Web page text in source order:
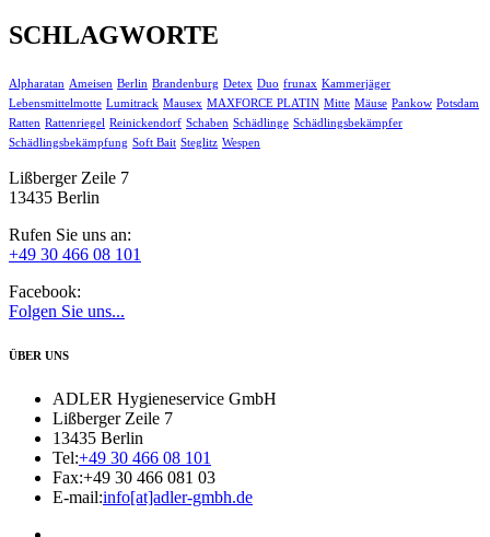
SCHLAGWORTE
Alpharatan Ameisen Berlin Brandenburg Detex Duo frunax Kammerjäger
Lebensmittelmotte Lumitrack Mausex MAXFORCE PLATIN Mitte Mäuse Pankow Potsdam
Ratten Rattenriegel Reinickendorf Schaben Schädlinge Schädlingsbekämpfer
Schädlingsbekämpfung Soft Bait Steglitz Wespen
Lißberger Zeile 7
13435 Berlin
Rufen Sie uns an:
+49 30 466 08 101
Facebook:
Folgen Sie uns...
ÜBER UNS
ADLER Hygieneservice GmbH
Lißberger Zeile 7
13435 Berlin
Tel:+49 30 466 08 101
Fax:+49 30 466 081 03
E-mail:info[at]adler-gmbh.de